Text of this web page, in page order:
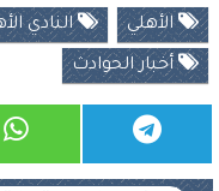
الأهلي النادي
أخبار الحوادث